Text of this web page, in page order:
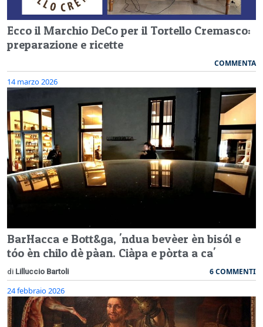
Ecco il Marchio DeCo per il Tortello Cremasco:
preparazione e ricette
COMMENTA
14 marzo 2026
BarHacca e Bott&ga, 'ndua bevèer èn bisól e
tóo èn chilo dè pàan. Ciàpa e pòrta a ca'
di Lilluccio Bartoli 6 COMMENTI
24 febbraio 2026